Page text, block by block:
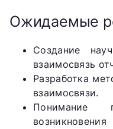
Ожидаемые
Создание
взаимосвязь
Разработка
взаимосвязи.
Понимание